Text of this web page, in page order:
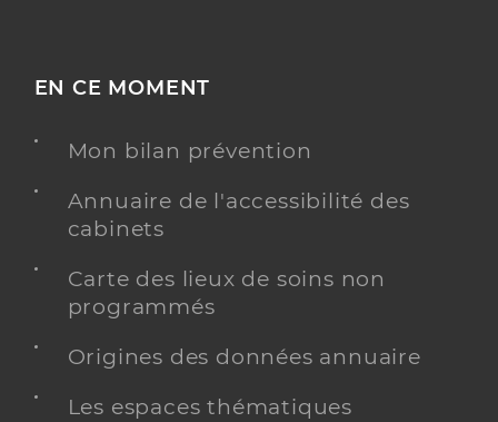
EN CE MOMENT
Mon bilan prévention
Annuaire de l'accessibilité des
cabinets
Carte des lieux de soins non
programmés
Origines des données annuaire
Les espaces thématiques